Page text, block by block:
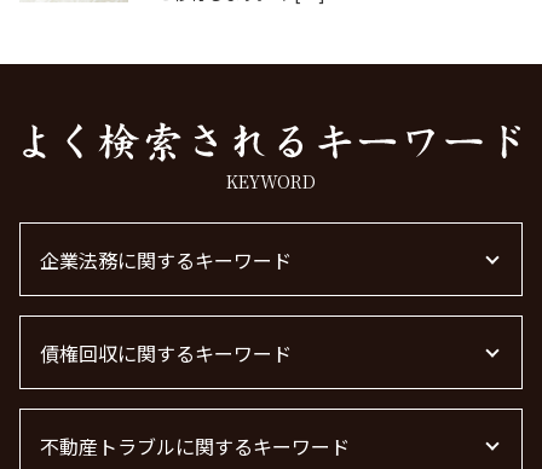
KEYWORD
企業法務に関するキーワード
顧問弁護士 契約
顧問弁護士
法律事務所 m&a
企業法務とは
債権回収に関するキーワード
借金 時効
不動産トラブルに関するキーワード